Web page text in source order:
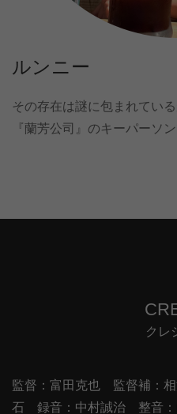
ルンニー
その存在は謎に包まれてい
『蘭芳公司』のキーパーソン
クレ
監督：富田克也 監督補：
石 録音：中村誠治 整音